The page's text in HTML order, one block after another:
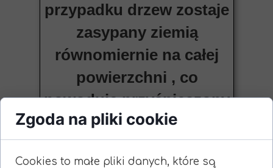
przypadku drzew zostaje
zasypany ziemią
równomiernie na całej
powierzchni , co
powoduje przyśpieszony
proces gnilny i pieńki
drzew rozkładają się
Zgoda na pliki cookie
Cookies to małe pliki danych, które są